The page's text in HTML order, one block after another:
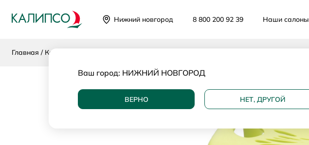
Нижний новгород 8 800 200 92 39 Наши салоны
Главная Каталог
Ваш город: НИЖНИЙ НОВГОРОД
ВЕРНО НЕТ, ДРУГОЙ